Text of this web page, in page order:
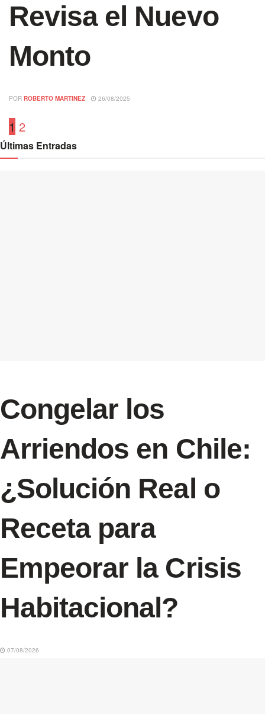
Revisa el Nuevo
Monto
POR ROBERTO MARTINEZ 26/08/2025
1 2
Últimas Entradas
Congelar los
Arriendos en Chile:
¿Solución Real o
Receta para
Empeorar la Crisis
Habitacional?
07/08/2026